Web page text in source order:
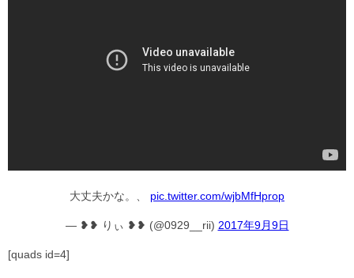
大丈夫かな。、 pic.twitter.com/wjbMfHprop
— ❥❥ りぃ ❥❥ (@0929__rii) 2017年9月9日
[quads id=4]